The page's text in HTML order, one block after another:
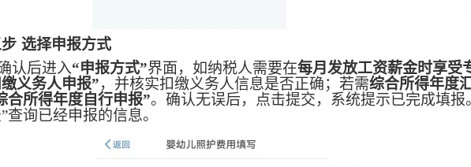
选择申报方式
认后进入“申报方式”界面，如纳税人需要在每月发放工资薪金时享受
义务人申报”，并核实扣缴义务人信息是否正确；若需综合所得年度
合所得年度自行申报”。确认无误后，点击提交，系统提示已完成填报
查询已经申报的信息。